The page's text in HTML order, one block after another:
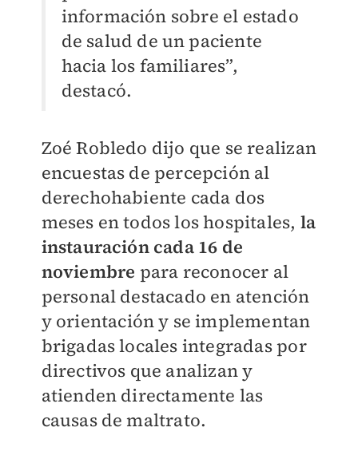
información sobre el estado
de salud de un paciente
hacia los familiares”,
destacó.
Zoé Robledo dijo que se realizan
encuestas de percepción al
derechohabiente cada dos
meses en todos los hospitales, la
instauración cada 16 de
noviembre para reconocer al
personal destacado en atención
y orientación y se implementan
brigadas locales integradas por
directivos que analizan y
atienden directamente las
causas de maltrato.